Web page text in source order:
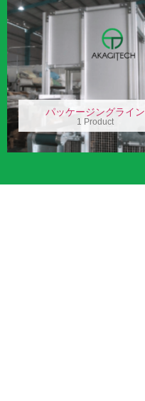
パッケージングライン
1 Product